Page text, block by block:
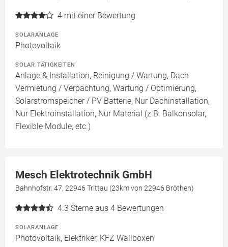
4 mit einer Bewertung
SOLARANLAGE
Photovoltaik
SOLAR TÄTIGKEITEN
Anlage & Installation, Reinigung / Wartung, Dach
Vermietung / Verpachtung, Wartung / Optimierung,
Solarstromspeicher / PV Batterie, Nur Dachinstallation,
Nur Elektroinstallation, Nur Material (z.B. Balkonsolar,
Flexible Module, etc.)
Mesch Elektrotechnik GmbH
Bahnhofstr. 47, 22946 Trittau (23km von 22946 Bröthen)
4.3 Sterne aus 4 Bewertungen
SOLARANLAGE
Photovoltaik, Elektriker, KFZ Wallboxen